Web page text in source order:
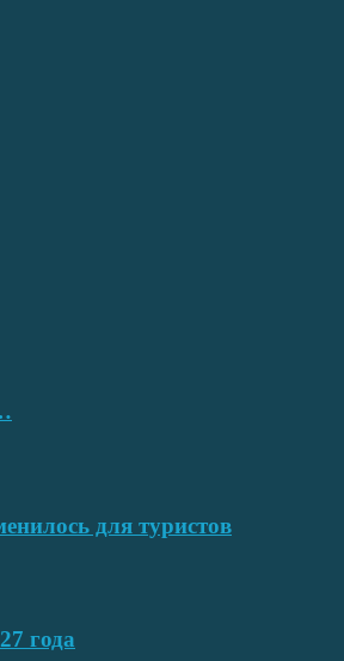
для туристов
года